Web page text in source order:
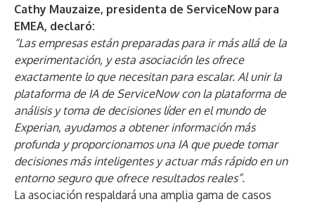
Cathy Mauzaize, presidenta de ServiceNow para
EMEA, declaró:
“Las empresas están preparadas para ir más allá de la
experimentación, y esta asociación les ofrece
exactamente lo que necesitan para escalar. Al unir la
plataforma de IA de ServiceNow con la plataforma de
análisis y toma de decisiones líder en el mundo de
Experian, ayudamos a obtener información más
profunda y proporcionamos una IA que puede tomar
decisiones más inteligentes y actuar más rápido en un
entorno seguro que ofrece resultados reales”.
La asociación respaldará una amplia gama de casos